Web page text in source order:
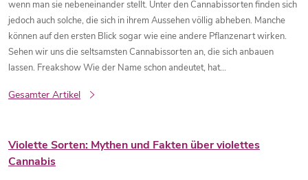
t
i
k
l
wenn man sie nebeneinander stellt. Unter den Cannabissorten finden sich
jedoch auch solche, die sich in ihrem Aussehen völlig abheben. Manche
können auf den ersten Blick sogar wie eine andere Pflanzenart wirken.
Sehen wir uns die seltsamsten Cannabissorten an, die sich anbauen
lassen. Freakshow Wie der Name schon andeutet, hat...
Gesamter Artikel
Violette Sorten: Mythen und Fakten über violettes
Cannabis